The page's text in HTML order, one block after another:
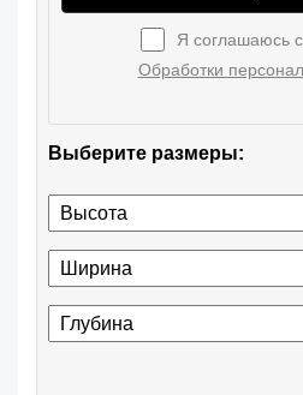
Я соглашаюсь
Обработки
Выберите размеры: